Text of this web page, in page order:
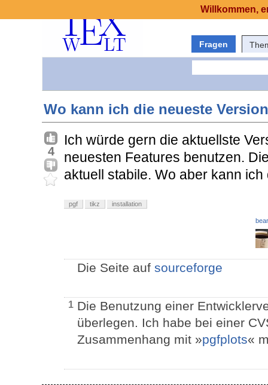
Fragen
Wo kann ich die neueste
4
Ich würde gern die aktuellste
neuesten Features benutzen.
aktuell stabile. Wo aber kann
pgf tikz installation
Die Seite auf sourceforge
1 Die Benutzung einer
überlegen. Ich habe bei einer
Zusammenhang mit »pgfplots«
Willkommen,